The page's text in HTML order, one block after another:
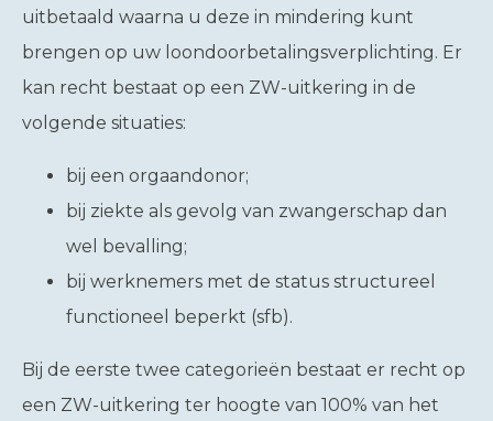
uitbetaald waarna u deze in mindering kunt
brengen op uw loondoorbetalingsverplichting. Er
kan recht bestaat op een ZW-uitkering in de
volgende situaties:
bij een orgaandonor;
bij ziekte als gevolg van zwangerschap dan
wel bevalling;
bij werknemers met de status structureel
functioneel beperkt (sfb).
Bij de eerste twee categorieën bestaat er recht op
een ZW-uitkering ter hoogte van 100% van het